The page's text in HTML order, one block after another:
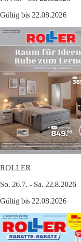
Gültig bis 22.08.2026
ROLLER
So. 26.7. - Sa. 22.8.2026
Gültig bis 22.08.2026